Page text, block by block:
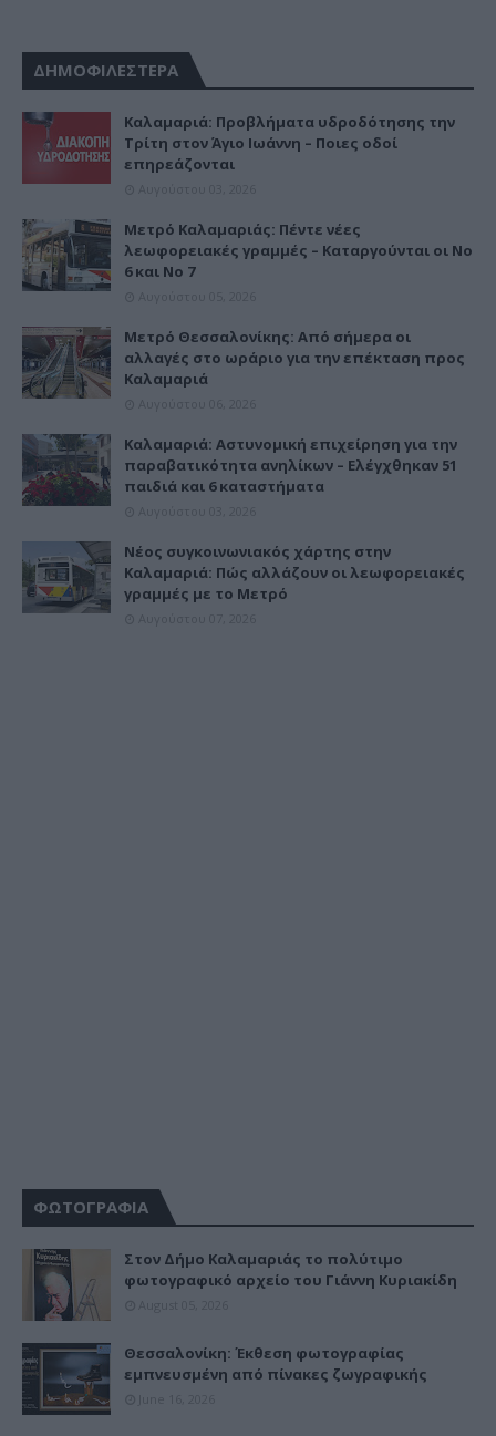
ΔΗΜΟΦΙΛΕΣΤΕΡΑ
Καλαμαριά: Προβλήματα υδροδότησης την
Τρίτη στον Άγιο Ιωάννη – Ποιες οδοί
επηρεάζονται
Μετρό Καλαμαριάς: Πέντε νέες
λεωφορειακές γραμμές – Καταργούνται οι Νο
6 και Νο 7
Μετρό Θεσσαλονίκης: Από σήμερα οι
αλλαγές στο ωράριο για την επέκταση προς
Καλαμαριά
Καλαμαριά: Αστυνομική επιχείρηση για την
παραβατικότητα ανηλίκων – Ελέγχθηκαν 51
παιδιά και 6 καταστήματα
Νέος συγκοινωνιακός χάρτης στην
Καλαμαριά: Πώς αλλάζουν οι λεωφορειακές
γραμμές με το Μετρό
ΦΩΤΟΓΡΑΦΙΑ
Στον Δήμο Καλαμαριάς το πολύτιμο
φωτογραφικό αρχείο του Γιάννη Κυριακίδη
Θεσσαλονίκη: Έκθεση φωτογραφίας
εμπνευσμένη από πίνακες ζωγραφικής